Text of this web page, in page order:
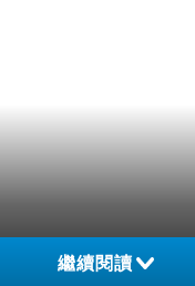
繼續閱讀